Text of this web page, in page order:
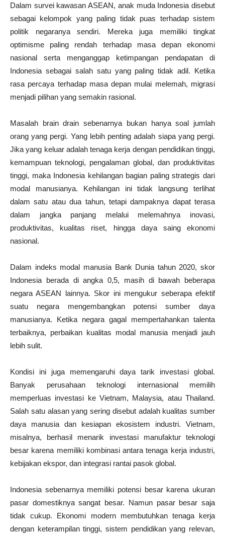
Dalam survei kawasan ASEAN, anak muda Indonesia disebut
sebagai kelompok yang paling tidak puas terhadap sistem
politik negaranya sendiri. Mereka juga memiliki tingkat
optimisme paling rendah terhadap masa depan ekonomi
nasional serta menganggap ketimpangan pendapatan di
Indonesia sebagai salah satu yang paling tidak adil. Ketika
rasa percaya terhadap masa depan mulai melemah, migrasi
menjadi pilihan yang semakin rasional.
Masalah brain drain sebenarnya bukan hanya soal jumlah
orang yang pergi. Yang lebih penting adalah siapa yang pergi.
Jika yang keluar adalah tenaga kerja dengan pendidikan tinggi,
kemampuan teknologi, pengalaman global, dan produktivitas
tinggi, maka Indonesia kehilangan bagian paling strategis dari
modal manusianya. Kehilangan ini tidak langsung terlihat
dalam satu atau dua tahun, tetapi dampaknya dapat terasa
dalam jangka panjang melalui melemahnya inovasi,
produktivitas, kualitas riset, hingga daya saing ekonomi
nasional.
Dalam indeks modal manusia Bank Dunia tahun 2020, skor
Indonesia berada di angka 0,5, masih di bawah beberapa
negara ASEAN lainnya. Skor ini mengukur seberapa efektif
suatu negara mengembangkan potensi sumber daya
manusianya. Ketika negara gagal mempertahankan talenta
terbaiknya, perbaikan kualitas modal manusia menjadi jauh
lebih sulit.
Kondisi ini juga memengaruhi daya tarik investasi global.
Banyak perusahaan teknologi internasional memilih
memperluas investasi ke Vietnam, Malaysia, atau Thailand.
Salah satu alasan yang sering disebut adalah kualitas sumber
daya manusia dan kesiapan ekosistem industri. Vietnam,
misalnya, berhasil menarik investasi manufaktur teknologi
besar karena memiliki kombinasi antara tenaga kerja industri,
kebijakan ekspor, dan integrasi rantai pasok global.
Indonesia sebenarnya memiliki potensi besar karena ukuran
pasar domestiknya sangat besar. Namun pasar besar saja
tidak cukup. Ekonomi modern membutuhkan tenaga kerja
dengan keterampilan tinggi, sistem pendidikan yang relevan,